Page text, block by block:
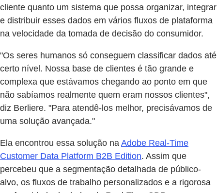
cliente quanto um sistema que possa organizar, integrar
e distribuir esses dados em vários fluxos de plataforma
na velocidade da tomada de decisão do consumidor.
"Os seres humanos só conseguem classificar dados até
certo nível. Nossa base de clientes é tão grande e
complexa que estávamos chegando ao ponto em que
não sabíamos realmente quem eram nossos clientes",
diz Berliere. "Para atendê-los melhor, precisávamos de
uma solução avançada."
Ela encontrou essa solução na Adobe Real-Time
Customer Data Platform B2B Edition. Assim que
percebeu que a segmentação detalhada de público-
alvo, os fluxos de trabalho personalizados e a rigorosa